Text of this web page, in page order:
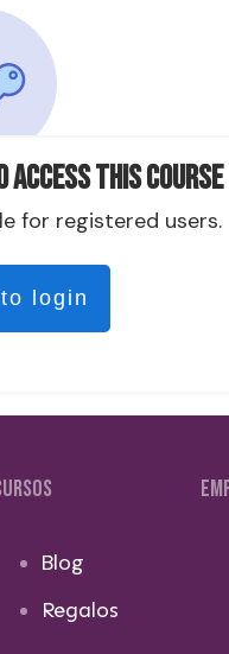
access this course
for registered users.
login
Blog
Regalos